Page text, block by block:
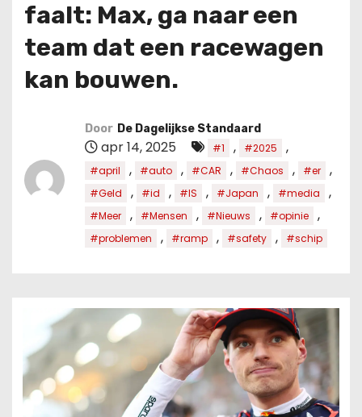
faalt: Max, ga naar een
team dat een racewagen
kan bouwen.
Door De Dagelijkse Standaard
apr 14, 2025 #1 , #2025 ,
#april , #auto , #CAR , #Chaos , #er ,
#Geld , #id , #IS , #Japan , #media ,
#Meer , #Mensen , #Nieuws , #opinie ,
#problemen , #ramp , #safety , #schip